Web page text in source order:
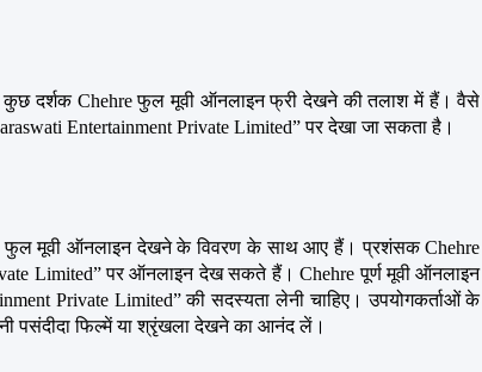
दर्शक Chehre फुल मूवी ऑनलाइन फ्री देखने की तलाश में हैं। वैसे
Entertainment Private Limited” पर देखा जा सकता है।
फुल मूवी ऑनलाइन देखने के विवरण के साथ आए हैं। प्रशंसक Chehre
Limited” पर ऑनलाइन देख सकते हैं। Chehre पूर्ण मूवी ऑनलाइन
Private Limited” की सदस्यता लेनी चाहिए। उपयोगकर्ताओं के
पसंदीदा फिल्में या श्रृंखला देखने का आनंद लें।